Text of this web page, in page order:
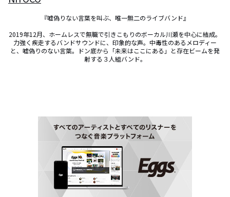
『嘘偽りない言葉を叫ぶ、唯一無二のライブバンド』
2019年12月、ホームレスで無職で引きこもりのボーカル川瀬を中心に結成。
力強く疾走するバンドサウンドに、印象的な声。中毒性のあるメロディー
と、嘘偽りのない言葉。ドン底から「未来はここにある」と存在ビームを発
射する３人組バンド。